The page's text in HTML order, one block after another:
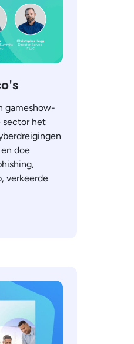
gameshow-
sector het
doe
verkeerde